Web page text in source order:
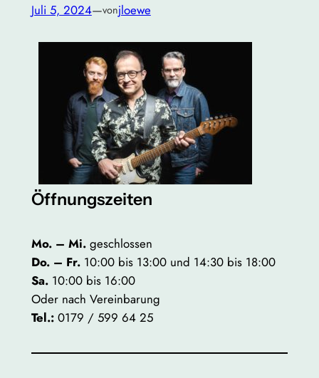
Juli 5, 2024—vonjloewe
Öffnungszeiten
Mo. – Mi.geschlossen
Do. – Fr. 10:00 bis 13:00 und 14:30 bis 18:00
Sa.10:00 bis 16:00
Oder nach Vereinbarung
Tel.:0179 / 599 64 25